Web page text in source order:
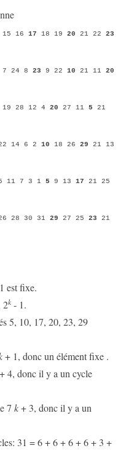
15 16 17 18 19 20 21 22 23
7 24 8 23 9 22 10 21 11 20
28 12 4 20 27 11 5 21
14 6 2 10 18 26 29 21 13
11 7 3 1 5 9 13 17 21 25
28 30 31 29 27 25 23 21
fixe.
k - 1.
10, 17, 20, 23, 29
+ 1, donc un élément fixe .
+ 4, donc il y a un cycle
7 k+ 3, donc il y a un
31 = 6 + 6 + 6 + 6 + 3 +